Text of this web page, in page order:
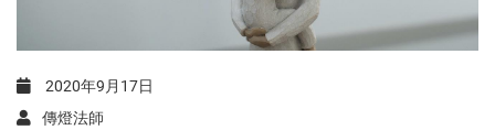
2020年9月17日
傳燈法師